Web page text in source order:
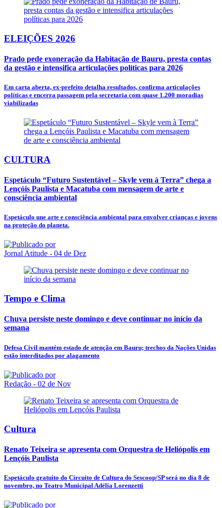
ELEIÇÕES 2026
Prado pede exoneração da Habitação de Bauru, presta contas
da gestão e intensifica articulações políticas para 2026
Em carta aberta, ex-prefeito detalha resultados, confirma articulações
políticas e encerra passagem pela secretaria com quase 1.200 moradias
viabilizadas
CULTURA
Espetáculo “Futuro Sustentável – Skyle vem à Terra” chega a
Lençóis Paulista e Macatuba com mensagem de arte e
consciência ambiental
Espetáculo une arte e consciência ambiental para envolver crianças e jovens
na proteção do planeta.
Jornal Atitude - 04 de Dez
Tempo e Clima
Chuva persiste neste domingo e deve continuar no início da
semana
Defesa Civil mantém estado de atenção em Bauru; trechos da Nações Unidas
estão interditados por alagamento
Redação - 02 de Nov
Cultura
Renato Teixeira se apresenta com Orquestra de Heliópolis em
Lençóis Paulista
Espetáculo gratuito do Circuito de Cultura do Sescoop/SP será no dia 8 de
novembro, no Teatro Municipal Adélia Lorenzetti